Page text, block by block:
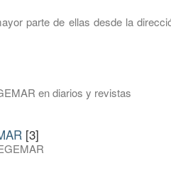
parte de ellas desde la
en diarios y revistas
[3]